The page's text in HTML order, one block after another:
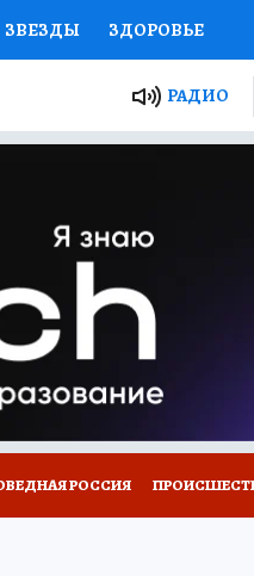
ЗВЕЗДЫ ЗДОРОВЬЕ
ПРОЕКТЫ РОССИИ
СЕКРЕТЫ
ГИД ПОТРЕБИТЕЛЯ
РАДИО
РОССИЯ